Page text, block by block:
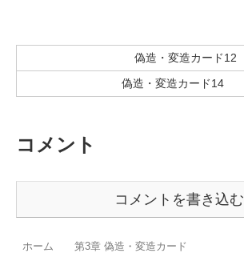
偽造・変造カード12
偽造・変造カード14
コメント
コメントを書き込む
ホーム 第3章 偽造・変造カード